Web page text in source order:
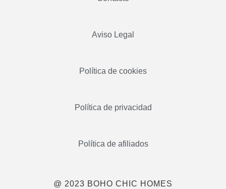
Aviso Legal
Política de cookies
Política de privacidad
Política de afiliados
@ 2023 BOHO CHIC HOMES